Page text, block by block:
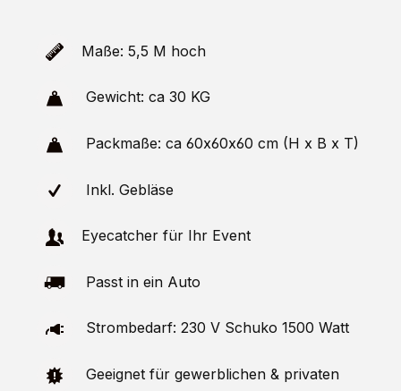
Maße: 5,5 M hoch
Gewicht: ca 30 KG
Packmaße: ca 60x60x60 cm (H x B x T)
Inkl. Gebläse
Eyecatcher für Ihr Event
Passt in ein Auto
Strombedarf: 230 V Schuko 1500 Watt
Geeignet für gewerblichen & privaten